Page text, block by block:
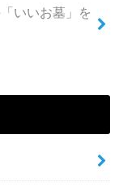
いいお墓」を